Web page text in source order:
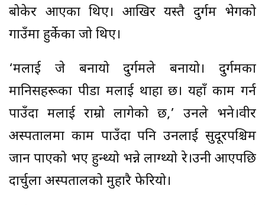
बोकेर आएका थिए। आखिर यस्तै दुर्गम भेगको
गाउँमा हुर्केका जो थिए।
‘मलाई जे बनायो दुर्गमले बनायो। दुर्गमका
मानिसहरूका पीडा मलाई थाहा छ। यहाँ काम गर्न
पाउँदा मलाई राम्रो लागेको छ,’ उनले भने।वीर
अस्पतालमा काम पाउँदा पनि उनलाई सुदूरपश्चिम
जान पाएको भए हुन्थ्यो भन्ने लाग्थ्यो रे।उनी आएपछि
दार्चुला अस्पतालको मुहारै फेरियो।